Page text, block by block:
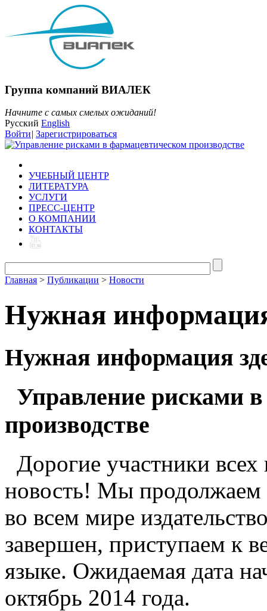
Группа компаний ВИАЛЕК
Начните с самых смелых ожиданий!
Русский English
Войти| Зарегистрироваться
УЧЕБНЫЙ ЦЕНТР
ЛИТЕРАТУРА
УСЛУГИ
ПРЕСС-ЦЕНТР
О КОМПАНИИ
КОНТАКТЫ
Главная > Публикации > Новости
Нужная
Нужная информация
Управление рисками
производстве
Дорогие участники
новость! Мы продолжаем
во всем мире
завершен, приступаем к
языке. Ожидаемая дата
октябрь 2014 года.